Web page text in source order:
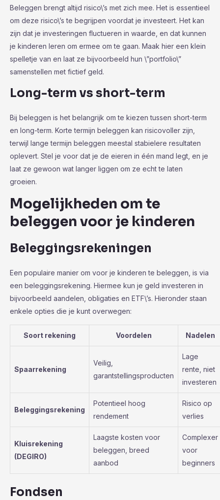
Beleggen brengt altijd risico\’s met zich mee. Het is essentieel
om deze risico\’s te begrijpen voordat je investeert. Het kan
zijn dat je investeringen fluctueren in waarde, en dat kunnen
je kinderen leren om ermee om te gaan. Maak hier een klein
spelletje van en laat ze bijvoorbeeld hun \”portfolio\”
samenstellen met fictief geld.
Long-term vs short-term
Bij beleggen is het belangrijk om te kiezen tussen short-term
en long-term. Korte termijn beleggen kan risicovoller zijn,
terwijl lange termijn beleggen meestal stabielere resultaten
oplevert. Stel je voor dat je de eieren in één mand legt, en je
laat ze gewoon wat langer liggen om ze echt te laten
groeien.
Mogelijkheden om te
beleggen voor je kinderen
Beleggingsrekeningen
Een populaire manier om voor je kinderen te beleggen, is via
een beleggingsrekening. Hiermee kun je geld investeren in
bijvoorbeeld aandelen, obligaties en ETF\’s. Hieronder staan
enkele opties die je kunt overwegen:
Soort rekening Voordelen Nadelen
Spaarrekening
Veilig,
garantstellingsproducten
Lage
rente, niet
investeren
Beleggingsrekening
Potentieel hoog
rendement
Risico op
verlies
Kluisrekening
(DEGIRO)
Laagste kosten voor
beleggen, breed
aanbod
Complexer
voor
beginners
Fondsen